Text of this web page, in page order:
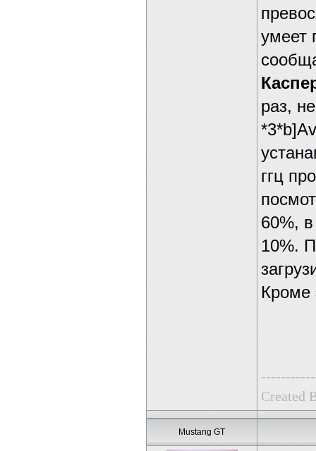
умеет
раз,
ггц
60%,
10%.
Кроме
Created
Mustang GT